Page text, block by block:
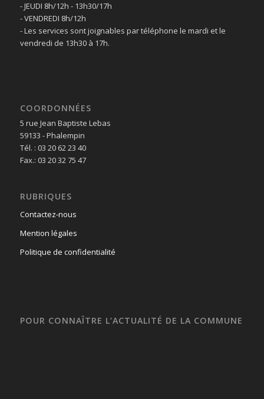
- JEUDI 8h/12h - 13h30/17h
- VENDREDI 8h/12h
- Les services sont joignables par téléphone le mardi et le
vendredi de 13h30 à 17h.
COORDONNÉES
5 rue Jean Baptiste Lebas
59133 - Phalempin
Tél. : 03 20 62 23 40
Fax.: 03 20 32 75 47
RUBRIQUES
Contactez-nous
Mention légales
Politique de confidentialité
POUR CONNAÎTRE L’ACTUALITÉ DE LA COMMUNE